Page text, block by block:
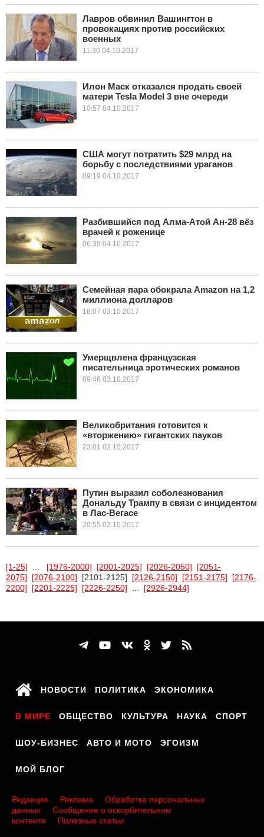
Лавров обвинил Вашингтон в
провокациях против российских
военных
11:30 04.10.2017
Илон Маск отказался продать своей
матери Tesla Model 3 вне очереди
10:57 04.10.2017
США могут потратить $29 млрд на
борьбу с последствиями ураганов
09:19 04.10.2017
Разбившийся под Алма-Атой Ан-28 вёз
врачей к роженице
06:39 04.10.2017
Семейная пара обокрала Amazon на 1,2
миллиона долларов
16:07 03.10.2017
Умерщвлена французская
писательница эротических романов
09:46 03.10.2017
Великобритания готовится к
«вторжению» гигантских пауков
23:01 02.10.2017
Путин выразил соболезнования
Дональду Трампу в связи с инцидентом
в Лас-Вегасе
20:55 02.10.2017
[1-25] [1976-2000] [2001-2025] [2026-2050]
[2051-
2075]
[2076-2100] [2101-2125] [2126-2150] [2151-2175]
[2176-
2200]
[2201-2225] [2226-2250] [2926-2944]
НОВОСТИ ПОЛИТИКА ЭКОНОМИКА
В МИРЕ ОБЩЕСТВО КУЛЬТУРА НАУКА СПОРТ
ШОУ-БИЗНЕС АВТО И МОТО ЭГОИЗМ
МОЙ БЛОГ
Редакция Реклама
Обработка персональных
данных
Сообщение о оскорбительном
контенте
Полезные статьи